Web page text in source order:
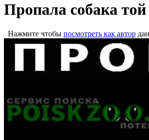
Пропала собака
Нажмите чтобы посмотреть как автор